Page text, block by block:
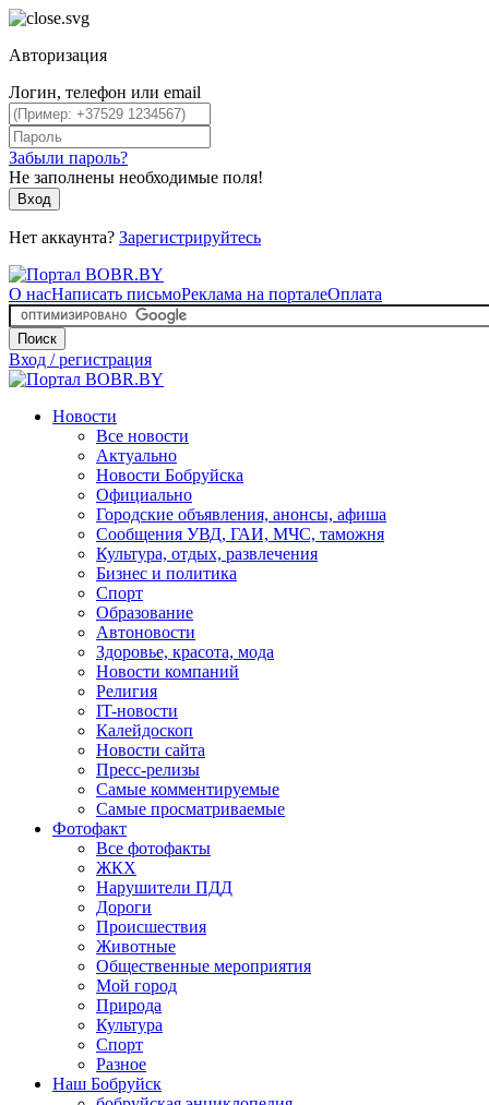
Авторизация
Логин, телефон или email
Забыли пароль?
Не заполнены необходимые поля!
Вход
Нет аккаунта? Зарегистрируйтесь
О насНаписать письмоРеклама на порталеОплата
Поиск
Вход / регистрация
Новости
Все новости
Актуально
Новости Бобруйска
Официально
Городские объявления, анонсы, афиша
Сообщения УВД, ГАИ, МЧС, таможня
Культура, отдых, развлечения
Бизнес и политика
Спорт
Образование
Автоновости
Здоровье, красота, мода
Новости компаний
Религия
IT-новости
Калейдоскоп
Новости сайта
Пресс-релизы
Самые комментируемые
Самые просматриваемые
Фотофакт
Все фотофакты
ЖКХ
Нарушители ПДД
Дороги
Происшествия
Животные
Общественные мероприятия
Мой город
Природа
Культура
Спорт
Разное
Наш Бобруйск